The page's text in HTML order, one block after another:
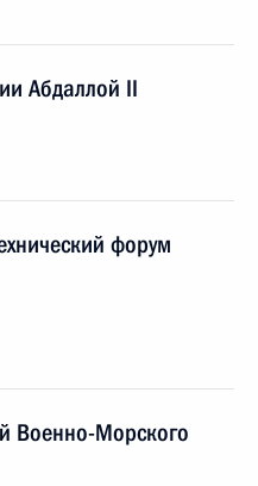
Абдаллой II
форум
Военно-Морского